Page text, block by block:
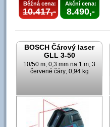
Běžná cena:
10.417,-
Akční cena:
8.490,-
BOSCH Čárový laser
GLL 3-50
10/50 m; 0,3 mm na 1 m; 3
červené čáry; 0,94 kg